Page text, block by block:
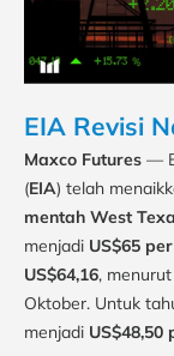
EIA Revisi
Maxco Futures —
(EIA) telah
mentah West
menjadi US$65
US$64,16,
Oktober. Untuk
menjadi US$48,50